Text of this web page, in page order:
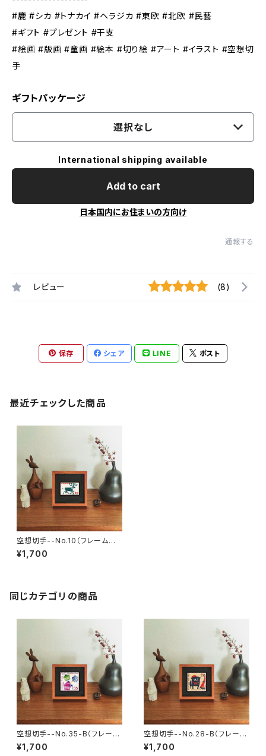
#鹿 #シカ #トナカイ #ヘラジカ #東欧 #北欧 #民藝
#ギフト #プレゼント #干支
#絵画 #版画 #童画 #絵本 #切り絵 #アート #イラスト #空想切
手
ギフトパッケージ
選択なし
International shipping available
Add to cart
日本国内にお住まいの方向け
通報する
レビュー (8)
保存 シェア LINE ポスト
最近チェックした商品
空想切手--No.10（フレーム付、
切手風プチアート）
¥1,700
同じカテゴリの商品
空想切手--No.35-B（フレーム
付、切手風プチアート）
¥1,700
空想切手--No.28-B（フレーム
付、切手風プチアート）
¥1,700